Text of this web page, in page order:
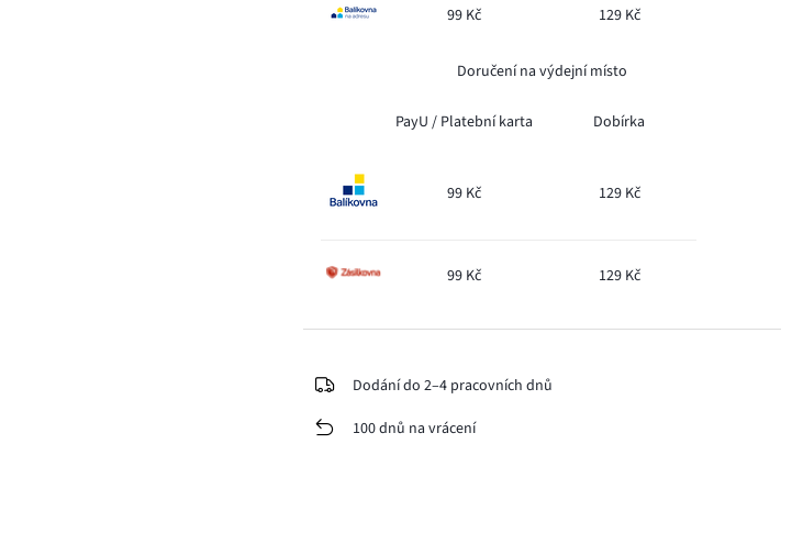
99 Kč 129 Kč
Doručení na výdejní místo
PayU / Platební karta Dobírka
99 Kč 129 Kč
99 Kč 129 Kč
Dodání do 2–4 pracovních dnů
100 dnů na vrácení